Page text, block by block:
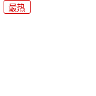
最热